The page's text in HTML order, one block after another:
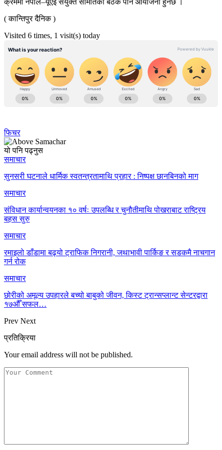
( कान्तिपुर दैनिक )
Visited 6 times, 1 visit(s) today
फिचर
यो पनि पढ्नुस
समाचार
सुनसरी घटनाले धार्मिक स्वतन्त्रतामाथि प्रहार : निष्पक्ष छानबिनको माग
समाचार
संविधान कार्यान्वयनका १० वर्षः उपलब्धि र चुनौतीमाथि पोखराबाट राष्ट्रिय
बहस सुरु
समाचार
रमाइलो डाँडामा बढ्यो ट्राफिक निगरानी, जथाभावी पार्किङ र सडकमै नाचगान
गर्न रोक
समाचार
छोरीको अमूल्य उपहारले बच्यो बाबुको जीवन, किस्ट ट्रान्सप्लान्ट सेन्टरद्वारा
१७औँ सफल…
Prev Next
प्रतिक्रिया
Your email address will not be published.